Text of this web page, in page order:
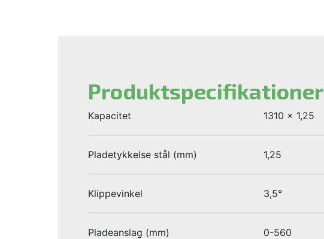
Produktspecifikationer
Kapacitet 1310 x 1,25
Pladetykkelse stål (mm) 1,25
Klippevinkel 3,5°
Pladeanslag (mm) 0-560